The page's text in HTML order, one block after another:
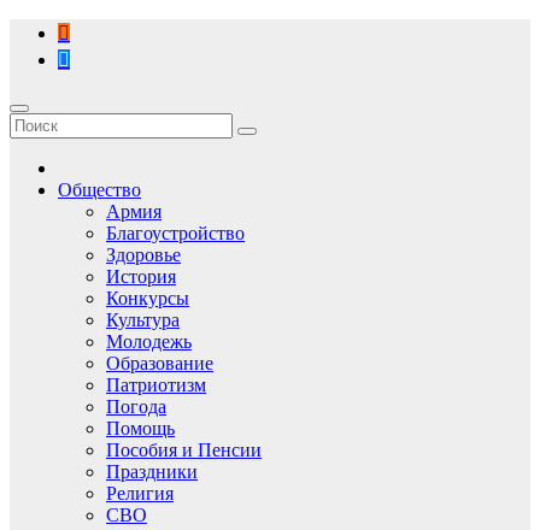
Перейти
содержимому
Общество
Армия
Благоустройство
Здоровье
История
Конкурсы
Культура
Молодежь
Образование
Патриотизм
Погода
Помощь
Пособия и Пенсии
Праздники
Религия
СВО